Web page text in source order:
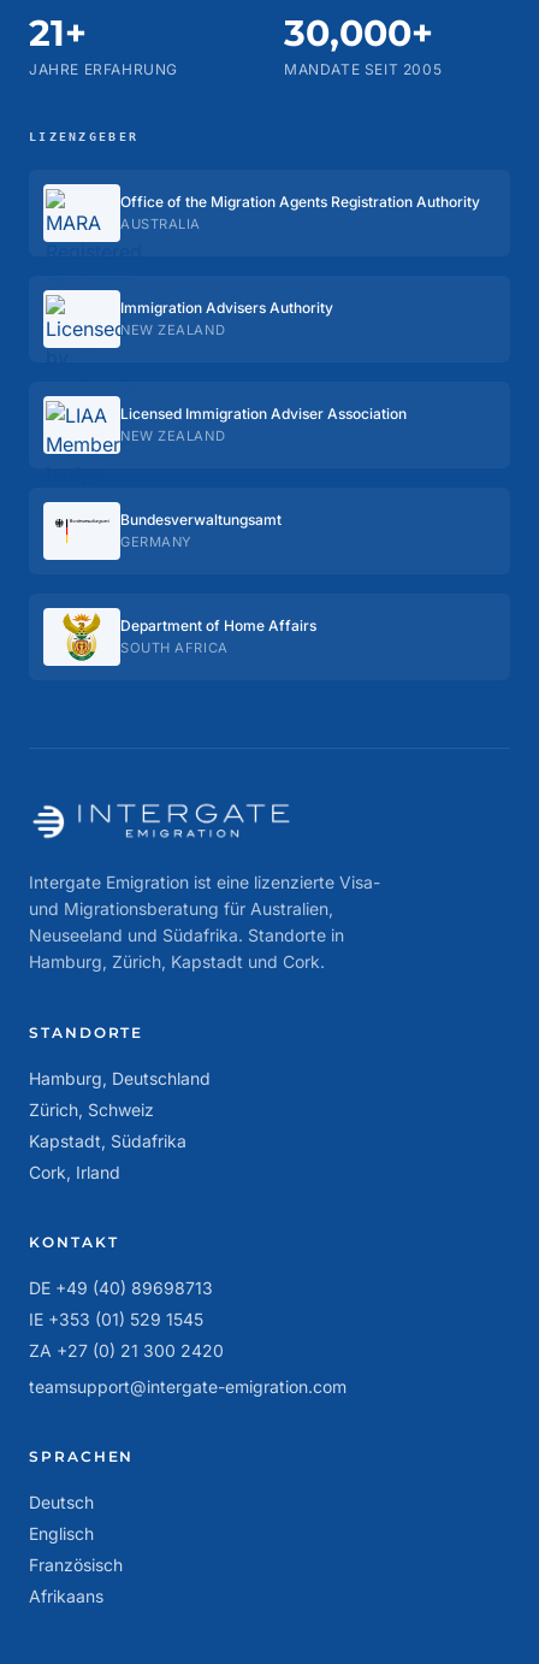
21+
JAHRE ERFAHRUNG
30,000+
MANDATE SEIT 2005
LIZENZGEBER
Office of the Migration Agents Registration Authority
AUSTRALIA
Immigration Advisers Authority
NEW ZEALAND
Licensed Immigration Adviser Association
NEW ZEALAND
Bundes­verwaltungs­amt
GERMANY
Department of Home Affairs
SOUTH AFRICA
Intergate Emigration ist eine lizenzierte Visa-
und Migrationsberatung für Australien,
Neuseeland und Südafrika. Standorte in
Hamburg, Zürich, Kapstadt und Cork.
STANDORTE
Hamburg, Deutschland
Zürich, Schweiz
Kapstadt, Südafrika
Cork, Irland
KONTAKT
DE +49 (40) 89698713
IE +353 (01) 529 1545
ZA +27 (0) 21 300 2420
teamsupport@intergate-emigration.com
SPRACHEN
Deutsch
Englisch
Französisch
Afrikaans